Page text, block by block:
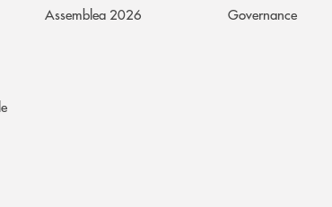
Assemblea 2026
Governance